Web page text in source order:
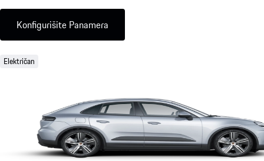
Konfigurišite Panamera
Električan